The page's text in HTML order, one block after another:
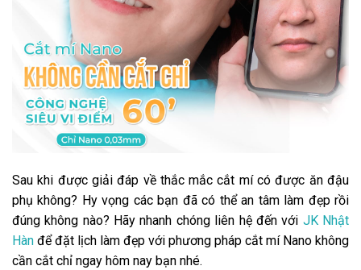
Sau khi được giải đáp về thắc mắc cắt mí có được ăn đậu
phụ không? Hy vọng các bạn đã có thể an tâm làm đẹp rồi
đúng không nào? Hãy nhanh chóng liên hệ đến với JK Nhật
Hàn để đặt lịch làm đẹp với phương pháp cắt mí Nano không
cần cắt chỉ ngay hôm nay bạn nhé.